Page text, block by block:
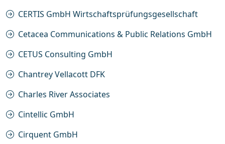
CERTIS GmbH Wirtschaftsprüfungsgesellschaft
Cetacea Communications & Public Relations GmbH
CETUS Consulting GmbH
Chantrey Vellacott DFK
Charles River Associates
Cintellic GmbH
Cirquent GmbH